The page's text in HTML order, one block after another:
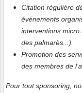
Citation régulière
événements
interventions
des palmarès...).
Promotion des
des membres de
Pour tout sponsoring,